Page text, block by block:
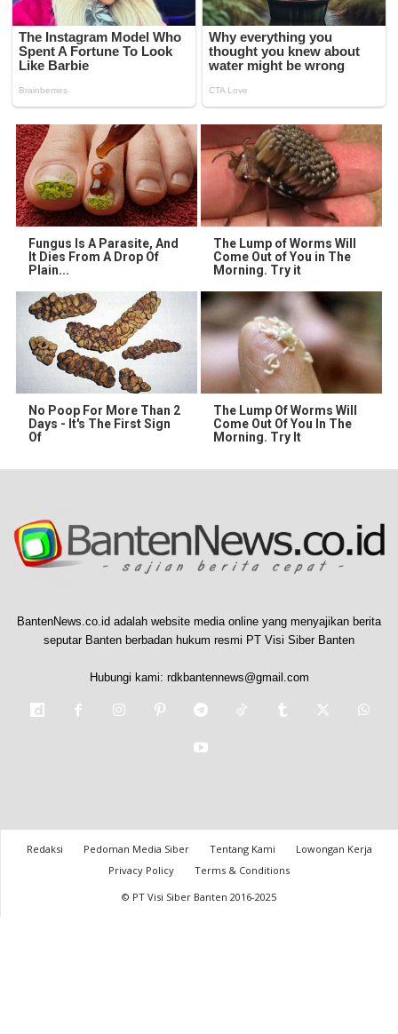
Fungus Is A Parasite, And
It Dies From A Drop Of
Plain...
The Lump of Worms Will
Come Out of You in The
Morning. Try it
No Poop For More Than 2
Days - It's The First Sign
Of
The Lump Of Worms Will
Come Out Of You In The
Morning. Try It
BantenNews.co.id adalah website media online yang menyajikan berita
seputar Banten berbadan hukum resmi PT Visi Siber Banten
Hubungi kami: rdkbantennews@gmail.com
Redaksi Pedoman Media Siber Tentang Kami
Lowongan Kerja
Privacy Policy
Terms & Conditions
© PT Visi Siber Banten 2016-2025